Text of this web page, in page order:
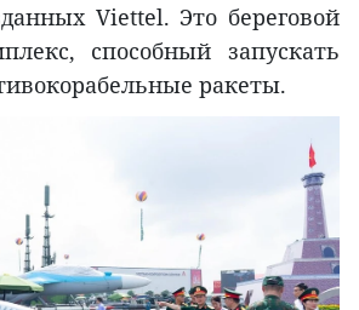
Viettel. Это береговой
способный запускать
ракеты.